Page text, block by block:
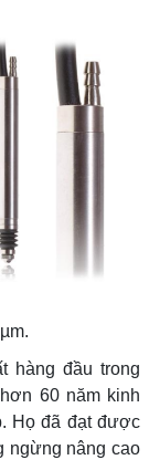
hàng đầu trong
60 năm kinh
Họ đã đạt được
ngừng nâng cao